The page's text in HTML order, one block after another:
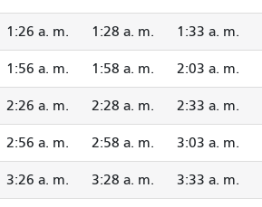
1:26 a. m. 1:28 a. m. 1:33 a. m.
1:56 a. m. 1:58 a. m. 2:03 a. m.
2:26 a. m. 2:28 a. m. 2:33 a. m.
2:56 a. m. 2:58 a. m. 3:03 a. m.
3:26 a. m. 3:28 a. m. 3:33 a. m.